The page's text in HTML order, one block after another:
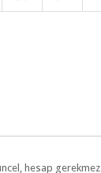
hesap